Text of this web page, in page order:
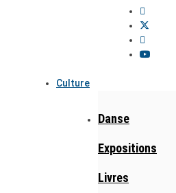
Culture
Danse
Expositions
Livres